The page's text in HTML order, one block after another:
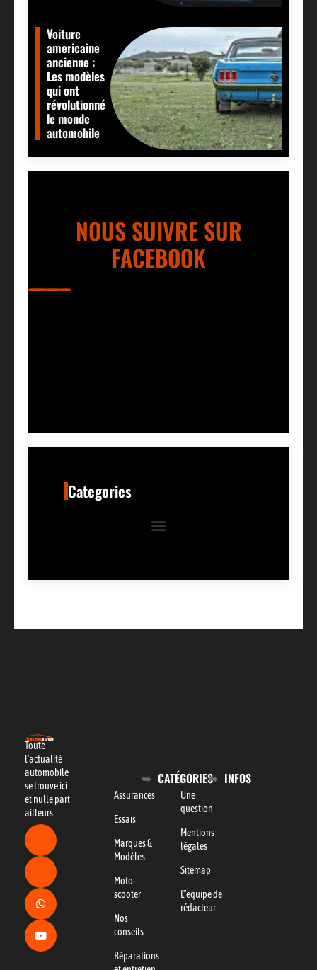
Voiture
americaine
ancienne :
Les modèles
qui ont
révolutionné
le monde
automobile
NOUS SUIVRE SUR
FACEBOOK
Categories
Toute
l’actualité
automobile
se trouve ici
et nulle part
ailleurs.
CATÉGORIES
Assurances
Essais
Marques &
Modèles
Moto-
scooter
Nos
conseils
Réparations
INFOS
Une
question
Mentions
légales
Sitemap
L"equipe de
rédacteur